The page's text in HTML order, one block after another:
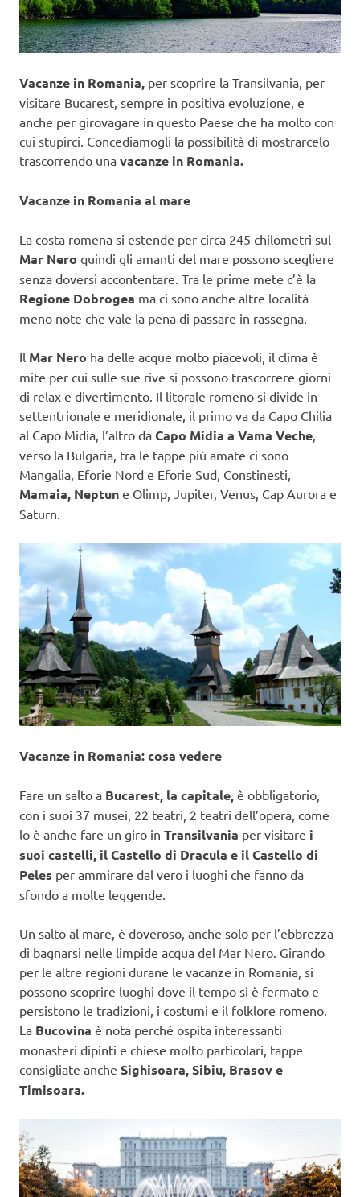
Vacanze in Romania, per scoprire la Transilvania, per
visitare Bucarest, sempre in positiva evoluzione, e
anche per girovagare in questo Paese che ha molto con
cui stupirci. Concediamogli la possibilità di mostrarcelo
trascorrendo una vacanze in Romania.
Vacanze in Romania al mare
La costa romena si estende per circa 245 chilometri sul
Mar Nero quindi gli amanti del mare possono scegliere
senza doversi accontentare. Tra le prime mete c’è la
Regione Dobrogea ma ci sono anche altre località
meno note che vale la pena di passare in rassegna.
Il Mar Nero ha delle acque molto piacevoli, il clima è
mite per cui sulle sue rive si possono trascorrere giorni
di relax e divertimento. Il litorale romeno si divide in
settentrionale e meridionale, il primo va da Capo Chilia
al Capo Midia, l’altro da Capo Midia a Vama Veche
verso la Bulgaria, tra le tappe più amate ci sono
Mangalia, Eforie Nord e Eforie Sud, Constinesti,
Mamaia, Neptun e Olimp, Jupiter, Venus, Cap Aurora e
Saturn.
Vacanze in Romania: cosa vedere
Fare un salto a Bucarest, la capitale, è obbligatorio,
con i suoi 37 musei, 22 teatri, 2 teatri dell’opera, come
lo è anche fare un giro in Transilvania per visitare i
suoi castelli, il Castello di Dracula e il Castello di
Peles per ammirare dal vero i luoghi che fanno da
sfondo a molte leggende.
Un salto al mare, è doveroso, anche solo per l’ebbrezza
di bagnarsi nelle limpide acqua del Mar Nero. Girando
per le altre regioni durane le vacanze in Romania, si
possono scoprire luoghi dove il tempo si è fermato e
persistono le tradizioni, i costumi e il folklore romeno.
La Bucovina è nota perché ospita interessanti
monasteri dipinti e chiese molto particolari, tappe
consigliate anche Sighisoara, Sibiu, Brasov e
Timisoara.